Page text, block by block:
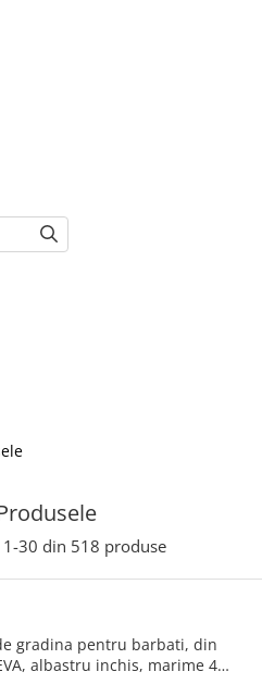
1-30 din 518 produse
gradina pentru barbati, din
albastru inchis, marime 40,